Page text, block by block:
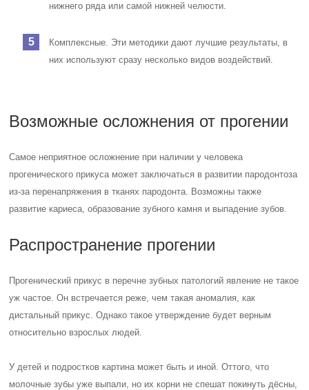
нижнего ряда или самой нижней челюсти.
Комплексные. Эти методики дают лучшие результаты, в
них используют сразу несколько видов воздействий.
Возможные осложнения от прогении
Самое неприятное осложнение при наличии у человека
прогенического прикуса может заключаться в развитии пародонтоза
из-за перенапряжения в тканях пародонта. Возможны также
развитие кариеса, образование зубного камня и выпадение зубов.
Распространение прогении
Прогенический прикус в перечне зубных патологий явление не такое
уж частое. Он встречается реже, чем такая аномалия, как
дистальный прикус. Однако такое утверждение будет верным
относительно взрослых людей.
У детей и подростков картина может быть и иной. Оттого, что
молочные зубы уже выпали, но их корни не спешат покинуть дёсны,